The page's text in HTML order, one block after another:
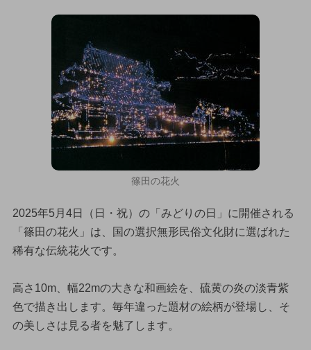
篠田の花火
2025年5月4日（日・祝）の「みどりの日」に開催される
「篠田の花火」は、国の選択無形民俗文化財に選ばれた
稀有な伝統花火です。
高さ10m、幅22mの大きな和画絵を、硫黄の炎の淡青紫
色で描き出します。毎年違った題材の絵柄が登場し、そ
の美しさは見る者を魅了します。